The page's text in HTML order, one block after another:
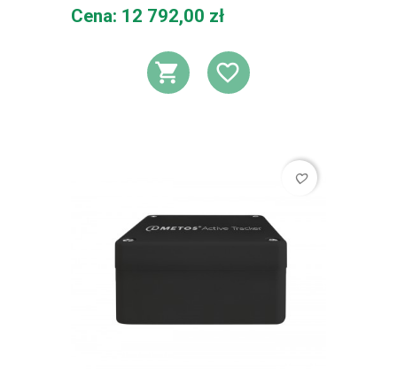
Cena
Cena: 12 792,00 zł
DODAJ DO
DODAJ DO
favorite_border